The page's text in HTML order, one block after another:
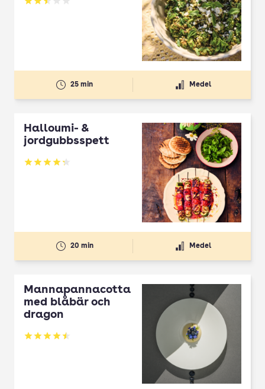
Betyg: 2.5 av 5
25 min Medel
Halloumi- &
jordgubbsspett
Betyg: 4.3 av 5
20 min Medel
Mannapannacotta
med blåbär och
dragon
Betyg: 4.5 av 5